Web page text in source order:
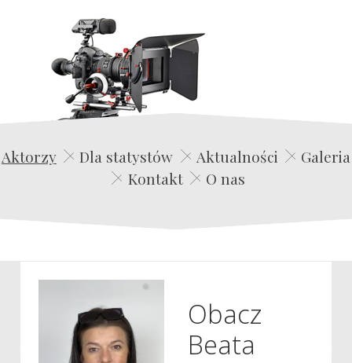
Edwin Film Agencja Aktorska
Aktorzy Dla statystów Aktualności
Galeria
Kontakt
O nas
Obacz
Beata